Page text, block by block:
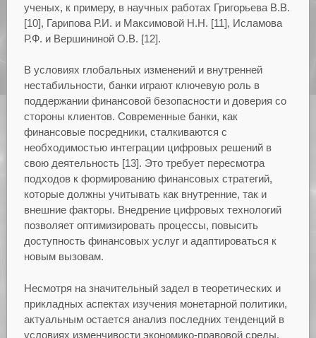
ученых, к примеру, в научных работах Григорьева В.В.
[10], Гарипова Р.И. и Максимовой Н.Н. [11], Исламова
Р.Ф. и Вершининой О.В. [12].
В условиях глобальных изменений и внутренней
нестабильности, банки играют ключевую роль в
поддержании финансовой безопасности и доверия со
стороны клиентов. Современные банки, как
финансовые посредники, сталкиваются с
необходимостью интеграции цифровых решений в
свою деятельность [13]. Это требует пересмотра
подходов к формированию финансовых стратегий,
которые должны учитывать как внутренние, так и
внешние факторы. Внедрение цифровых технологий
позволяет оптимизировать процессы, повысить
доступность финансовых услуг и адаптироваться к
новым вызовам.
Несмотря на значительный задел в теоретических и
прикладных аспектах изучения монетарной политики,
актуальным остается анализ последних тенденций в
условиях изменчивости экономико-правовой среды.